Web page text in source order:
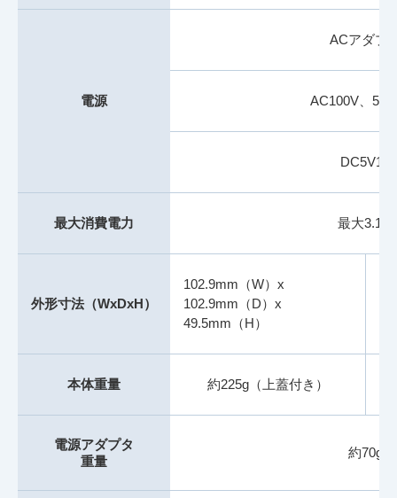
電源
ACアダプ
AC100V、50/
DC5V1A
最大消費電力 最大3.1W
外形寸法（WxDxH）
102.9mm（W）x
102.9mm（D）x
49.5mm（H）
本体重量 約225g（上蓋付き）
電源アダプタ
重量
約70g